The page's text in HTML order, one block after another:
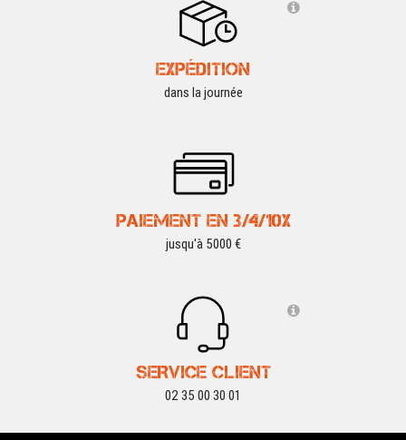
EXPÉDITION
dans la journée
PAIEMENT EN 3/4/10X
jusqu'à 5000 €
SERVICE CLIENT
02 35 00 30 01